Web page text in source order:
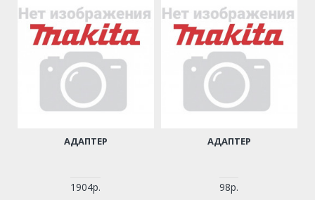
АДАПТЕР
1904р.
АДАПТЕР
98р.